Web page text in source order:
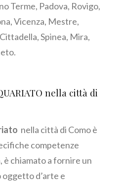
Terme, Padova, Rovigo,
Vicenza, Mestre,
Spinea, Mira,
nella città di
nella città di Como è
competenze
chiamato a fornire un
oggetto d’arte e